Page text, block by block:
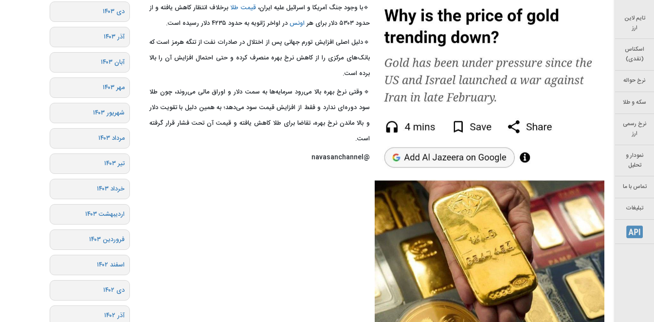
تایم لاین
ارز
اسکناس
(نقدی)
نرخ حواله
سکه و طلا
نرخ رسمی
ارز
نمودار و
تحلیل
تماس با ما
تبلیغات
🔹با وجود جنگ آمریکا و اسرائیل علیه ایران،قیمت طلا برخلاف انتظار کاهش یافته و از
حدود ۵۳۰۳ دلار برای هر
اونسدر اواخر ژانویه به حدود ۴۲۳۵ دلار رسیده است.
🔹دلیل اصلی افزایش تورم جهانی پس از اختلال در صادرات نفت از تنگه هرمز است که
بانک‌های مرکزی را از کاهش نرخ بهره منصرف کرده و حتی احتمال افزایش آن را بالا
برده است.
🔹وقتی نرخ بهره بالا می‌رود سرمایه‌ها به سمت دلار و اوراق مالی می‌روند، چون طلا
سود دوره‌ای ندارد و فقط از افزایش قیمت سود می‌دهد؛ به همین دلیل با تقویت دلار
و بالا ماندن نرخ بهره، تقاضا برای طلا کاهش یافته و قیمت آن تحت فشار قرار گرفته
است.
@navasanchannel
دی ۱۴۰۳
آذر ۱۴۰۳
آبان ۱۴۰۳
مهر ۱۴۰۳
شهریور ۱۴۰۳
مرداد ۱۴۰۳
تیر ۱۴۰۳
خرداد ۱۴۰۳
اردیبهشت ۱۴۰۳
فروردین ۱۴۰۳
اسفند ۱۴۰۲
دی ۱۴۰۲
آذر ۱۴۰۲